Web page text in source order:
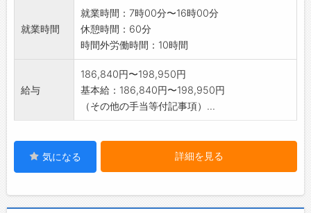
しますので、初心者
でも安心です。まずは職場見学、お話だけでも
聞いてみませんか?
・変更範囲:変更なし
就業時間
就業時間：7時00分〜16時00分
休憩時間：60分
時間外労働時間：10時間
給与
186,840円〜198,950円
基本給：186,840円〜198,950円
（その他の手当等付記事項）...
気になる 詳細を見る